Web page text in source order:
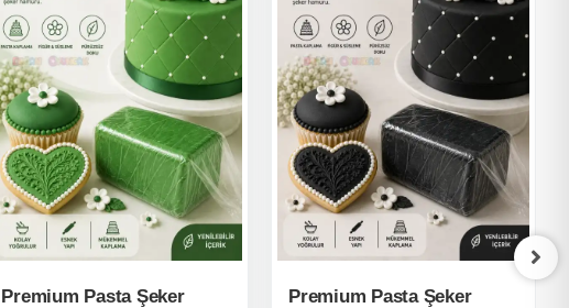
Premium Pasta Şeker
Premium Pasta Şeker